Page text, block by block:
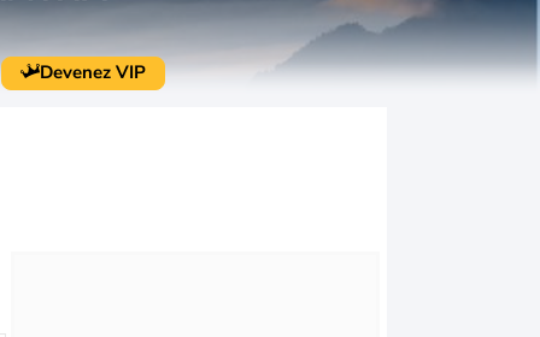
Devenez VIP